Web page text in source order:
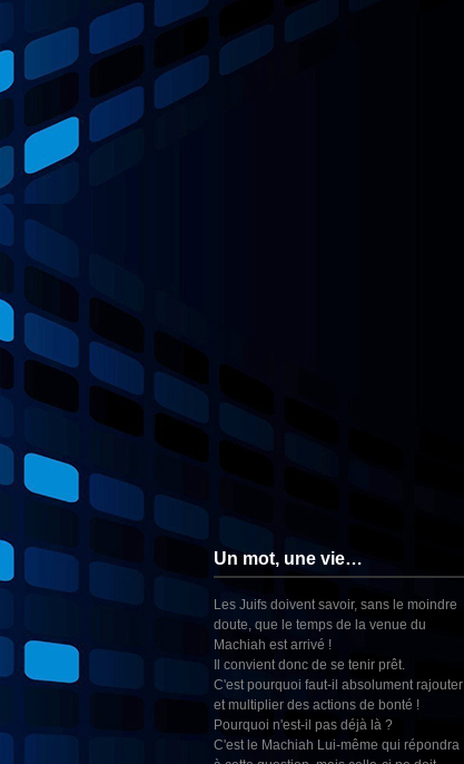
Un mot, une vie…
Les Juifs doivent savoir, sans le moindre
doute, que le temps de la venue du
Machiah est arrivé !
Il convient donc de se tenir prêt.
C'est pourquoi faut-il absolument rajouter
et multiplier des actions de bonté !
Pourquoi n'est-il pas déjà là ?
C'est le Machiah Lui-même qui répondra